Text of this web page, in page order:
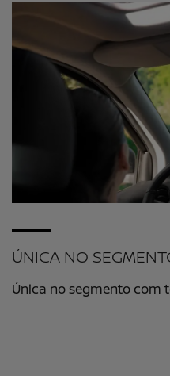
ÚNICA NO
Única no segmento com